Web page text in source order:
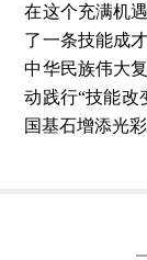
在这个充满机
了一条技能成
中华民族伟大
动践行“技能改
国基石增添光彩